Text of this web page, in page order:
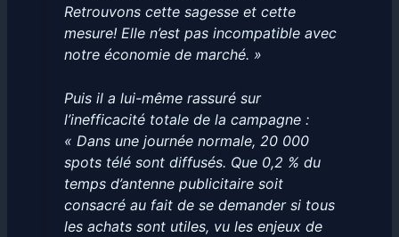
Retrouvons cette sagesse et cette
mesure! Elle n’est pas incompatible avec
notre économie de marché. »
Puis il a lui-même rassuré sur
l’inefficacité totale de la campagne :
« Dans une journée normale, 20 000
spots télé sont diffusés. Que 0,2 % du
temps d’antenne publicitaire soit
consacré au fait de se demander si tous
les achats sont utiles, vu les enjeux de